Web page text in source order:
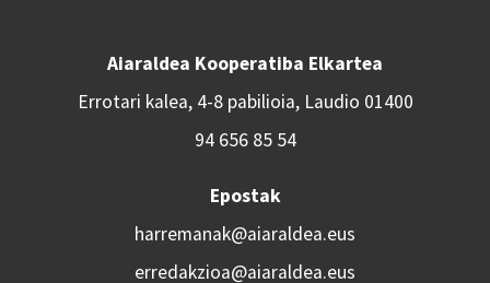
Aiaraldea Kooperatiba Elkartea
Errotari kalea, 4-8 pabilioia, Laudio 01400
94 656 85 54
Epostak
harremanak@aiaraldea.eus
erredakzioa@aiaraldea.eus